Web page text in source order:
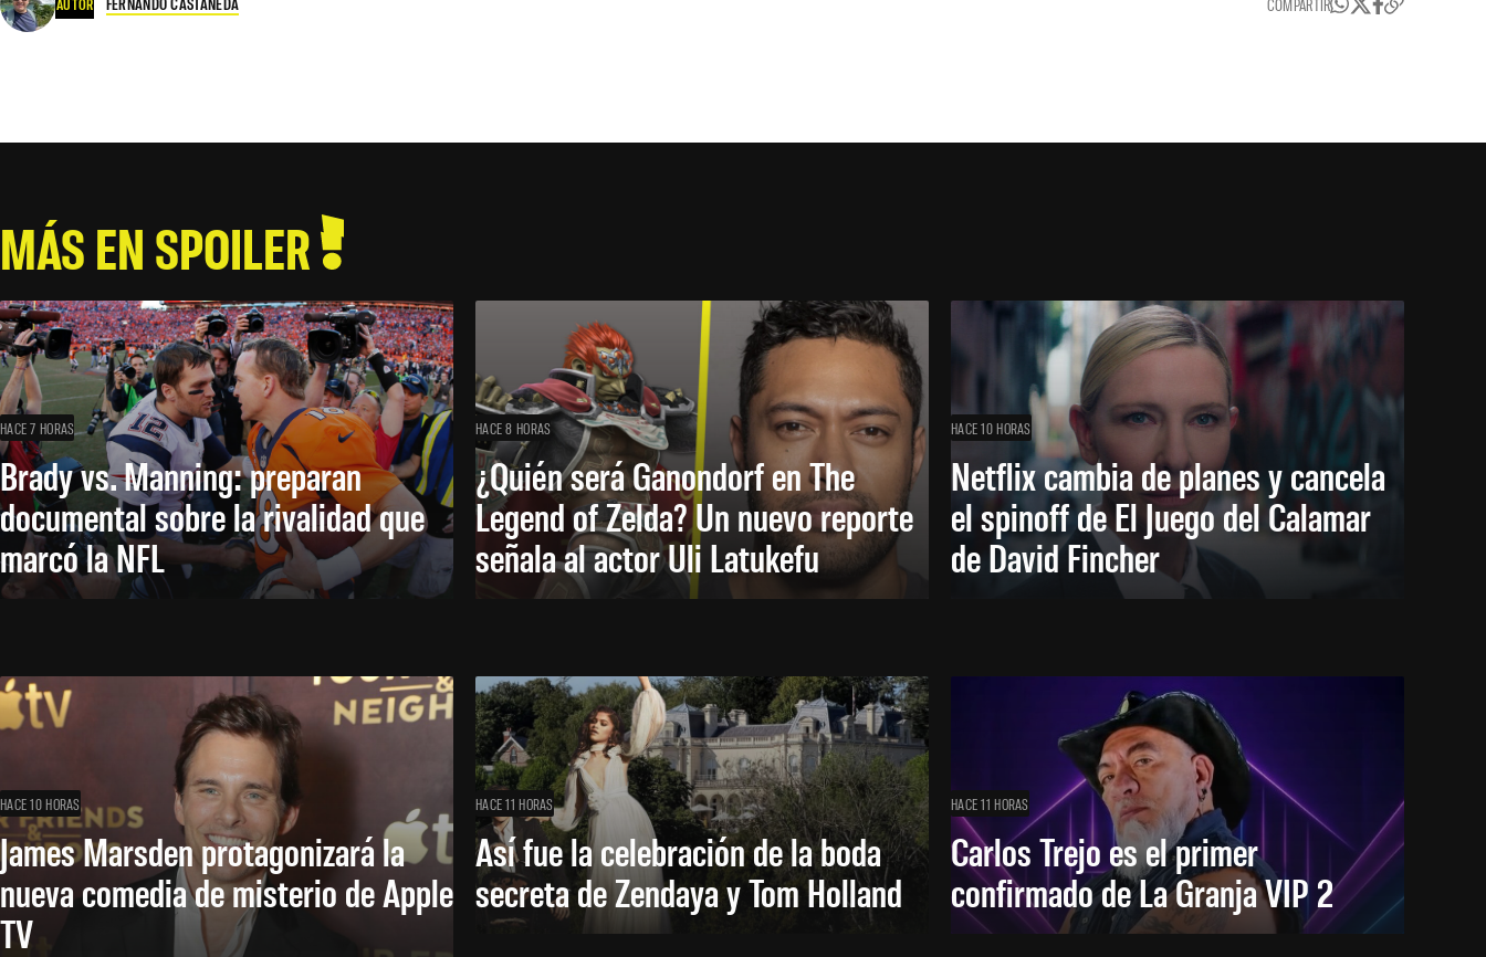
AUTOR COMPARTIR
MÁS EN SPOILER
HACE 7 HORAS
Brady vs. Manning: preparan
documental sobre la rivalidad que
marcó la NFL
HACE 8 HORAS
¿Quién será Ganondorf en The
Legend of Zelda? Un nuevo reporte
señala al actor Uli Latukefu
HACE 10 HORAS
Netflix cambia de planes y cancela
el spinoff de El Juego del Calamar
de David Fincher
HACE 10 HORAS
James Marsden protagonizará la
nueva comedia de misterio de Apple
TV
HACE 11 HORAS
Así fue la celebración de la boda
secreta de Zendaya y Tom Holland
HACE 11 HORAS
Carlos Trejo es el primer
confirmado de La Granja VIP 2